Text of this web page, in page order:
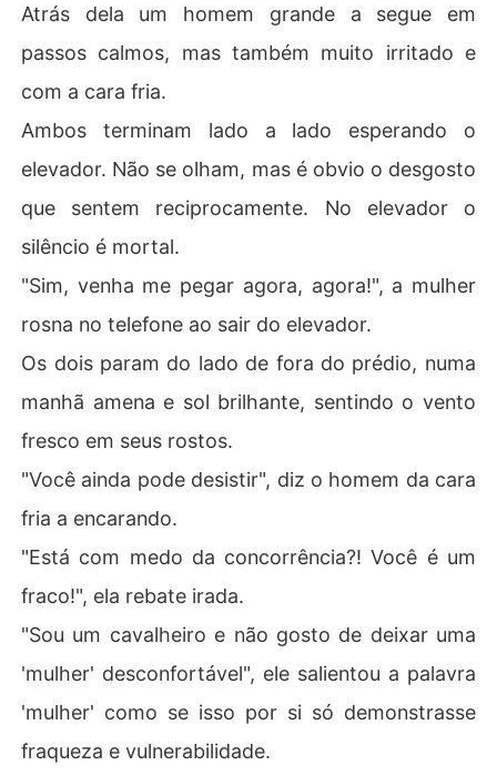
Atrás dela um homem grande a segue em
passos calmos, mas também muito irritado e
com a cara fria.
Ambos terminam lado a lado esperando o
elevador. Não se olham, mas é obvio o desgosto
que sentem reciprocamente. No elevador o
silêncio é mortal.
"Sim, venha me pegar agora, agora!", a mulher
rosna no telefone ao sair do elevador.
Os dois param do lado de fora do prédio, numa
manhã amena e sol brilhante, sentindo o vento
fresco em seus rostos.
"Você ainda pode desistir", diz o homem da cara
fria a encarando.
"Está com medo da concorrência?! Você é um
fraco!", ela rebate irada.
"Sou um cavalheiro e não gosto de deixar uma
'mulher' desconfortável", ele salientou a palavra
'mulher' como se isso por si só demonstrasse
fraqueza e vulnerabilidade.